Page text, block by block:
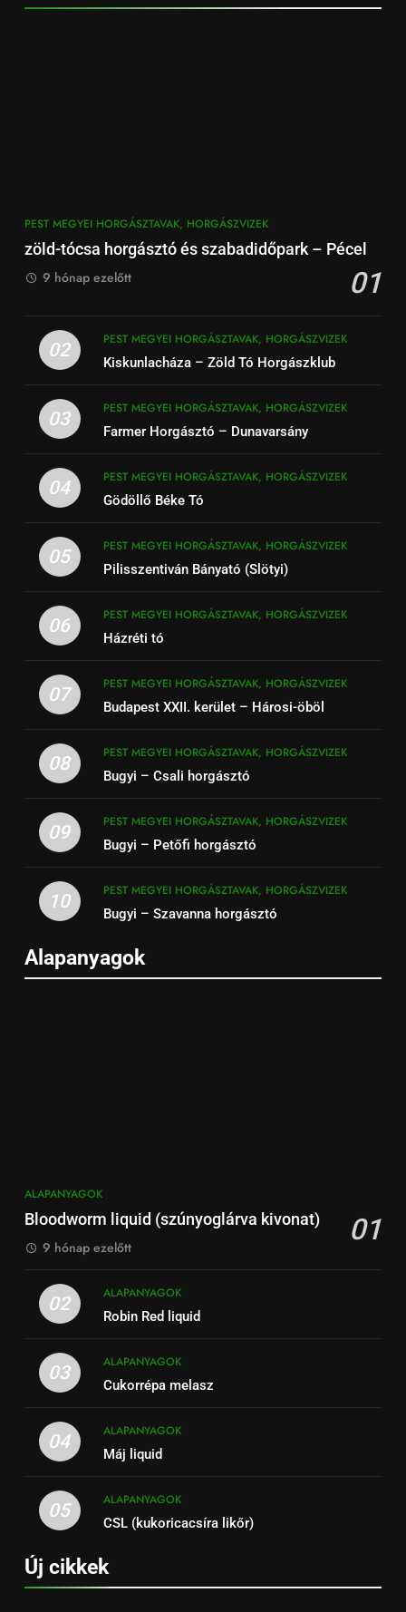
PEST MEGYEI HORGÁSZTAVAK, HORGÁSZVIZEK
zöld-tócsa horgásztó és szabadidőpark – Pécel
01
9 hónap ezelőtt
02
PEST MEGYEI HORGÁSZTAVAK, HORGÁSZVIZEK
Kiskunlacháza – Zöld Tó Horgászklub
03
PEST MEGYEI HORGÁSZTAVAK, HORGÁSZVIZEK
Farmer Horgásztó – Dunavarsány
04
PEST MEGYEI HORGÁSZTAVAK, HORGÁSZVIZEK
Gödöllő Béke Tó
05
PEST MEGYEI HORGÁSZTAVAK, HORGÁSZVIZEK
Pilisszentiván Bányató (Slötyi)
06
PEST MEGYEI HORGÁSZTAVAK, HORGÁSZVIZEK
Házréti tó
07
PEST MEGYEI HORGÁSZTAVAK, HORGÁSZVIZEK
Budapest XXII. kerület – Hárosi-öböl
08
PEST MEGYEI HORGÁSZTAVAK, HORGÁSZVIZEK
Bugyi – Csali horgásztó
09
PEST MEGYEI HORGÁSZTAVAK, HORGÁSZVIZEK
Bugyi – Petőfi horgásztó
10
PEST MEGYEI HORGÁSZTAVAK, HORGÁSZVIZEK
Bugyi – Szavanna horgásztó
Alapanyagok
ALAPANYAGOK
Bloodworm liquid (szúnyoglárva kivonat) 01
9 hónap ezelőtt
02
ALAPANYAGOK
Robin Red liquid
03
ALAPANYAGOK
Cukorrépa melasz
04
ALAPANYAGOK
Máj liquid
05
ALAPANYAGOK
CSL (kukoricacsíra likőr)
Új cikkek